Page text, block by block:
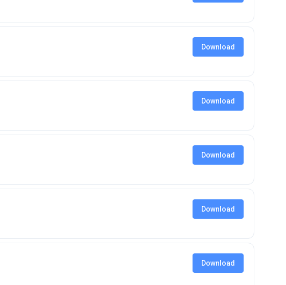
Download
Download
Download
Download
Download